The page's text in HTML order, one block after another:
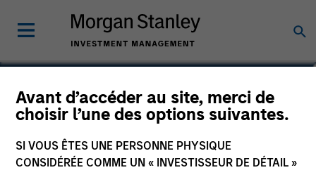
Avant d’accéder au site, merci de
choisir l’une des options suivantes.
SI VOUS ÊTES UNE PERSONNE PHYSIQUE
CONSIDÉRÉE COMME UN « INVESTISSEUR DE DÉTAIL »
Kendal Cehanowicz
Managing Director